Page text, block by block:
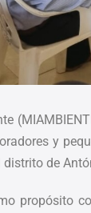
y
de
propósito